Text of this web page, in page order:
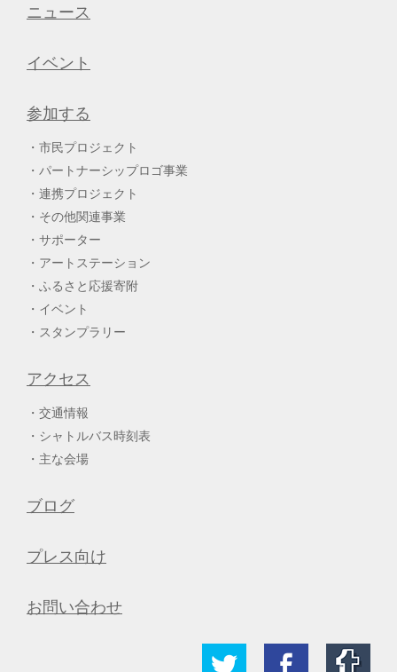
ニュース
イベント
参加する
市民プロジェクト
パートナーシップロゴ事業
連携プロジェクト
その他関連事業
サポーター
アートステーション
ふるさと応援寄附
イベント
スタンプラリー
アクセス
交通情報
シャトルバス時刻表
主な会場
ブログ
プレス向け
お問い合わせ